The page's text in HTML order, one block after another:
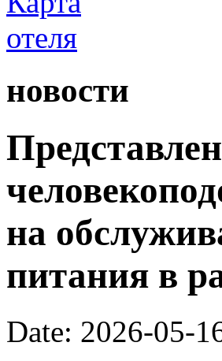
новости
на
питания в
Date: 2026-05-